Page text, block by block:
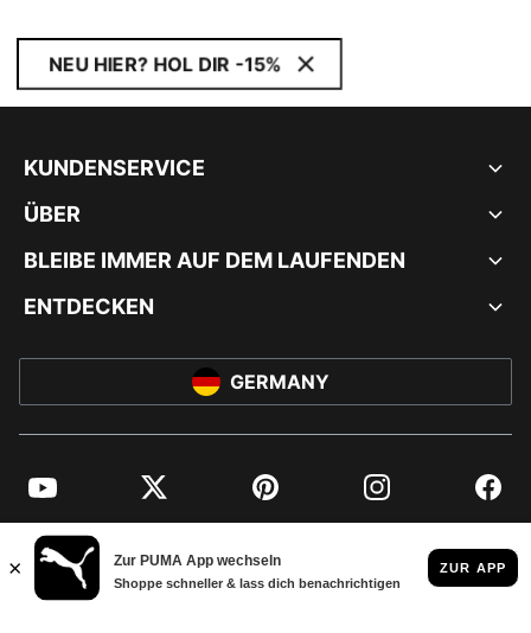
NEU HIER? HOL DIR -15%
KUNDENSERVICE
ÜBER
BLEIBE IMMER AUF DEM LAUFENDEN
ENTDECKEN
GERMANY
YouTube Twitter Pinterest Instagram
© PUMA EUROPE GMBH, 2026. ALLE RECHTE VORBEHALTEN
IMPRESSUM UND RECHTLICHE HINWEISE